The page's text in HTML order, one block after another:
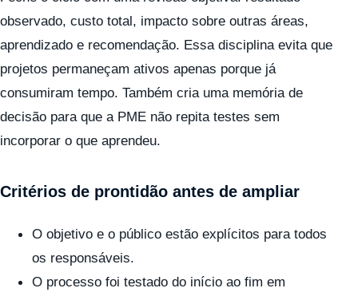
observado, custo total, impacto sobre outras áreas,
aprendizado e recomendação. Essa disciplina evita que
projetos permaneçam ativos apenas porque já
consumiram tempo. Também cria uma memória de
decisão para que a PME não repita testes sem
incorporar o que aprendeu.
Critérios de prontidão antes de ampliar
O objetivo e o público estão explícitos para todos
os responsáveis.
O processo foi testado do início ao fim em